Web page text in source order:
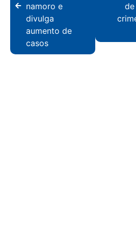
namoro e
divulga
aumento de
casos